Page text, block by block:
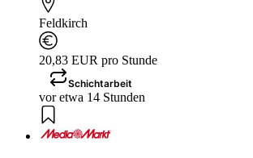
Feldkirch
20,83 EUR pro Stunde
Schichtarbeit
vor etwa 14 Stunden